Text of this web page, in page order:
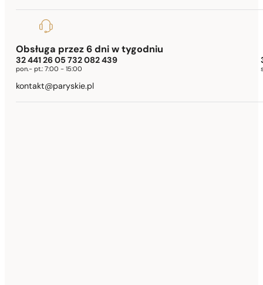
Obsługa przez 6 dni w tygodniu
32 441 26 05 732 082 439
pon.- pt.: 7:00 - 15:00
kontakt@paryskie.pl